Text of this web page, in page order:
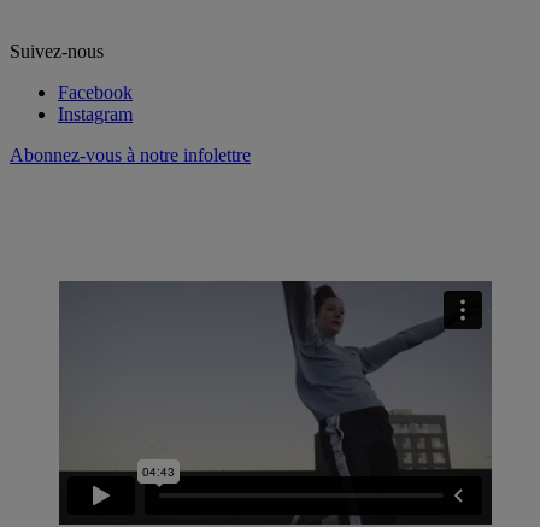
Suivez-nous
Facebook
Instagram
Abonnez-vous à notre infolettre